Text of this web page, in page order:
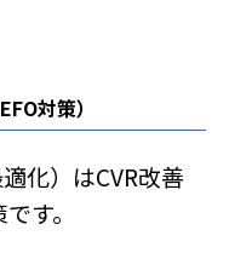
対策）
化）はCVR改善
す。